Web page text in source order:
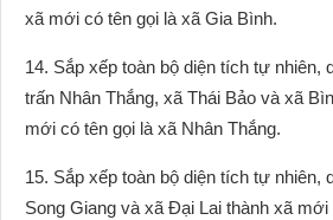
xã mới có tên gọi là xã Gia Bình.
14. Sắp xếp toàn bộ diện tích tự nhiên,
trấn Nhân Thắng, xã Thái Bảo và xã
mới có tên gọi là xã Nhân Thắng.
15. Sắp xếp toàn bộ diện tích tự nhiên,
Song Giang và xã Đại Lai thành xã